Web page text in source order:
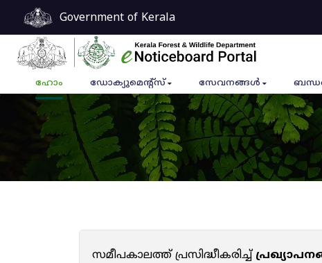
Government of Kerala
ഹോം ഡോക്യുമെൻ്റ്സ് സേവനങ്ങൾ
സമീപകാലത്ത് പ്രസിദ്ധീകരിച്ച്